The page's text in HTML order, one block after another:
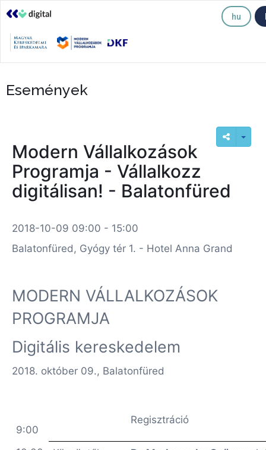
hu
Események
Modern Vállalkozások
Programja - Vállalkozz
digitálisan! - Balatonfüred
2018-10-09 09:00 - 15:00
Balatonfüred, Gyógy tér 1. - Hotel Anna Grand
MODERN VÁLLALKOZÁSOK
PROGRAMJA
Digitális kereskedelem
2018. október 09., Balatonfüred
9:00
Regisztráció